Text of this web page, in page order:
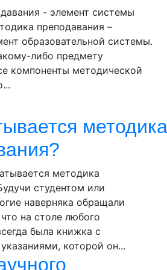
- элемент системы
преподавания –
образовательной системы.
либо предмету
компоненты методической
методика
методика
студентом или
наверняка обращали
на столе любого
была книжка с
которой он...